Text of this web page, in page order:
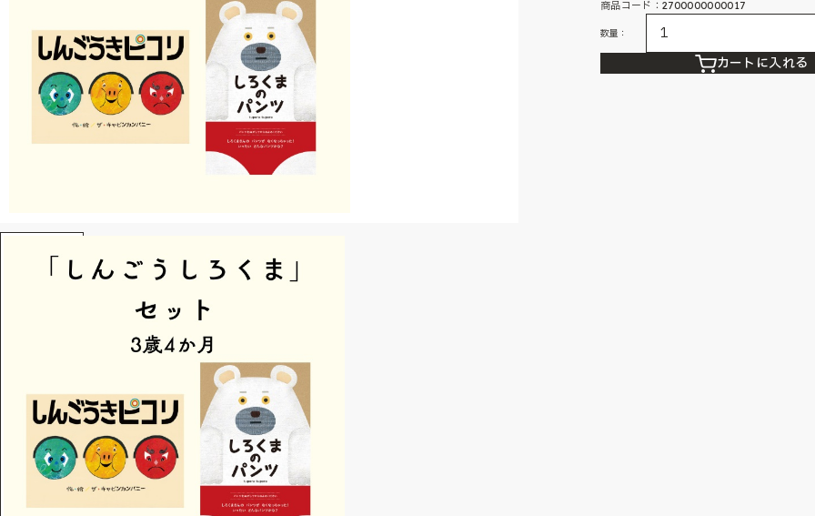
商品コード：2700000000017
数量：
カートに入れる